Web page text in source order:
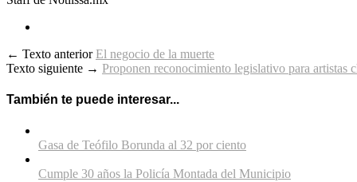
← Texto anteriorEl negocio de la muerte
Texto siguiente → Proponen reconocimiento legislativo para artistas
También te puede interesar...
Gasa de Teófilo Borunda al 32 por ciento
Cumple 30 años la Policía Montada del Municipio